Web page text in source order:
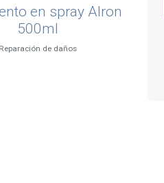
en spray Alron
500ml
Reparación de daños